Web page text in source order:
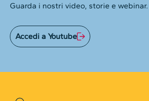
Guarda i nostri video, storie e webinar.
Accedi a Youtube